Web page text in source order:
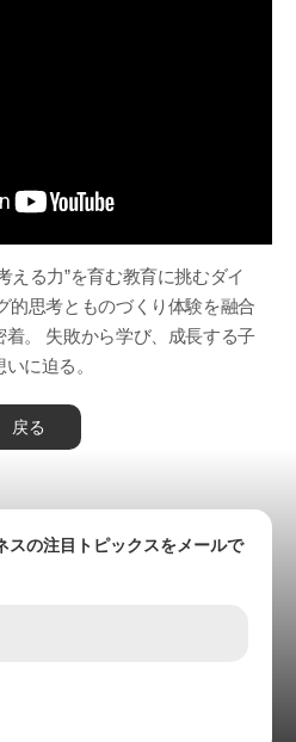
える力”を育む教育に挑むダイ
的思考とものづくり体験を融合
着。 失敗から学び、成長する子
に迫る。
戻る
スの注目トピックスをメールで